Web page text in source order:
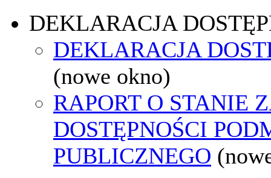
DEKLARACJA
DEKLARACJA
(nowe okno)
RAPORT O STANIE
DOSTĘPNOŚCI
PUBLICZNEGO